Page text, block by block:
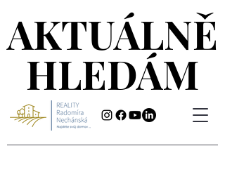
AKTUÁLNĚ
HLEDÁM
AKTUÁLNĚ
HLEDÁM